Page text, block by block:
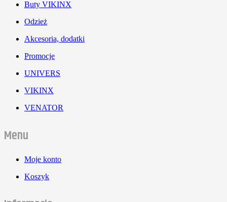
Buty VIKINX
Odzież
Akcesoria, dodatki
Promocje
UNIVERS
VIKINX
VENATOR
Menu
Moje konto
Koszyk